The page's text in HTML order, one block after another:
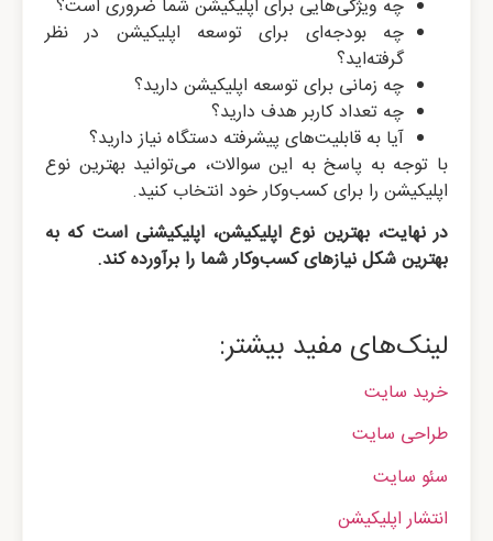
چه ویژگی‌هایی برای اپلیکیشن شما ضروری است؟
چه بودجه‌ای برای توسعه اپلیکیشن در نظر
گرفته‌اید؟
چه زمانی برای توسعه اپلیکیشن دارید؟
چه تعداد کاربر هدف دارید؟
آیا به قابلیت‌های پیشرفته دستگاه نیاز دارید؟
با توجه به پاسخ به این سوالات، می‌توانید بهترین نوع
اپلیکیشن را برای کسب‌وکار خود انتخاب کنید.
در نهایت، بهترین نوع اپلیکیشن، اپلیکیشنی است که به
بهترین شکل نیازهای کسب‌وکار شما را برآورده کند.
لینک‌های مفید بیشتر:
خرید سایت
طراحی سایت
سئو سایت
انتشار اپلیکیشن